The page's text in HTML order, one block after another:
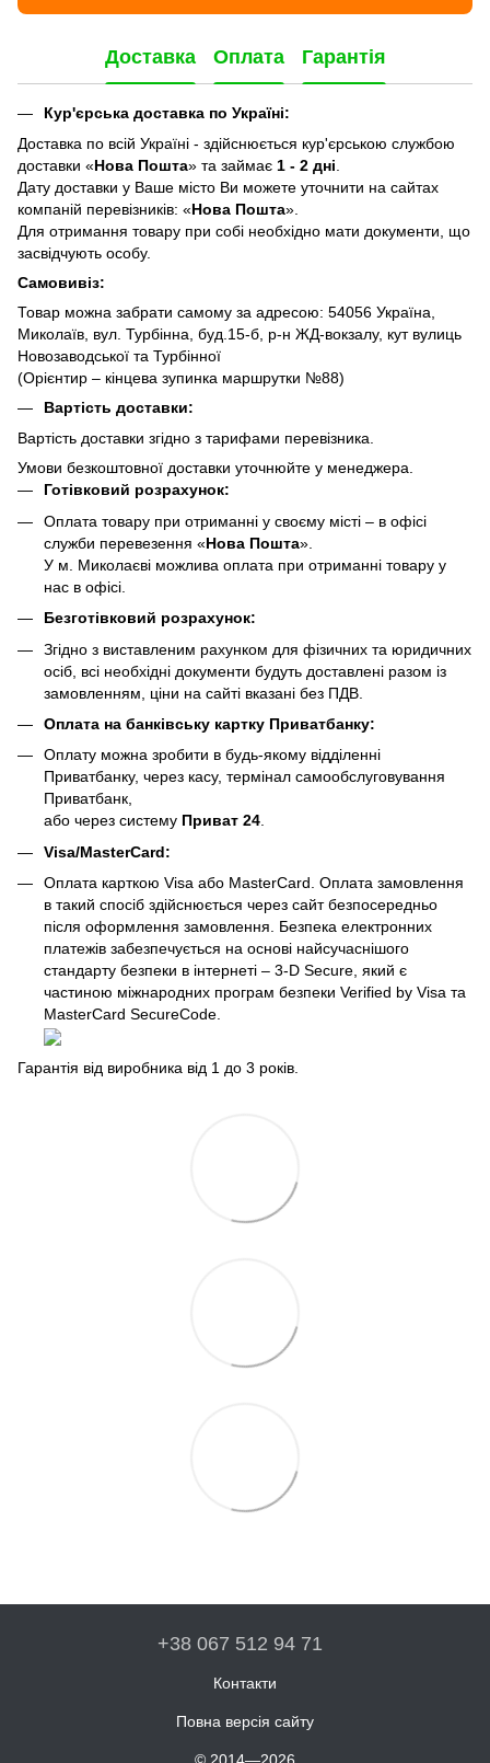
Доставка Оплата Гарантія
Кур'єрська доставка по Україні:
Доставка по всій Україні - здійснюється кур'єрською службою
доставки «Нова Пошта» та займає 1 - 2 дні
Дату доставки у Ваше місто Ви можете уточнити на сайтах
компаній перевізників: «Нова Пошта».
Для отримання товару при собі необхідно мати документи, що
засвідчують особу.
Самовивіз:
Товар можна забрати самому за адресою: 54056 Україна,
Миколаїв, вул. Турбінна, буд.15-б, р-н ЖД-вокзалу, кут вулиць
Новозаводської та Турбінної
(Орієнтир – кінцева зупинка маршрутки №88)
Вартість доставки:
Вартість доставки згідно з тарифами перевізника.
Умови безкоштовної доставки уточнюйте у менеджера.
Готівковий розрахунок:
Оплата товару при отриманні у своєму місті – в офісі
служби перевезення «Нова Пошта».
У м. Миколаєві можлива оплата при отриманні товару у
нас в офісі.
Безготівковий розрахунок:
Згідно з виставленим рахунком для фізичних та юридичних
осіб, всі необхідні документи будуть доставлені разом із
замовленням, ціни на сайті вказані без ПДВ.
Оплата на банківську картку Приватбанку:
Оплату можна зробити в будь-якому відділенні
Приватбанку, через касу, термінал самообслуговування
Приватбанк,
або через систему Приват 24.
Visa/MasterCard:
Оплата карткою Visa або MasterCard. Оплата замовлення
в такий спосіб здійснюється через сайт безпосередньо
після оформлення замовлення. Безпека електронних
платежів забезпечується на основі найсучаснішого
стандарту безпеки в інтернеті – 3-D Secure, який є
частиною міжнародних програм безпеки Verified by Visa та
MasterCard SecureCode.
Гарантія від виробника від 1 до 3 років.
+38 067 512 94 71
Контакти
Повна версія сайту
© 2014—2026